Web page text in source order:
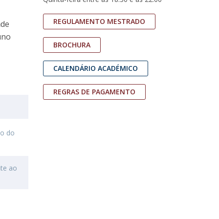
Iniciativas Nacionais da Católica
do
ao
REGULAMENTO MESTRADO
BROCHURA
CALENDÁRIO ACADÉMICO
REGRAS DE PAGAMENTO